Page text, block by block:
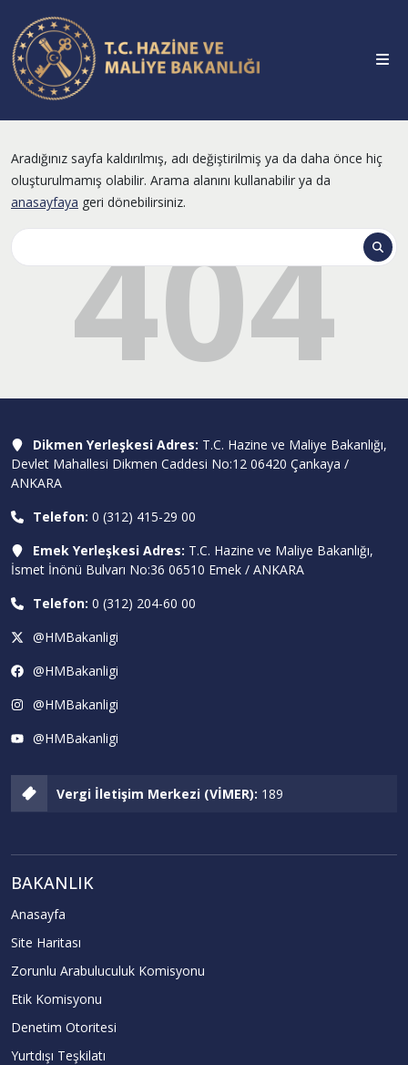
Aradığınız sayfa kaldırılmış, adı değiştirilmiş ya da daha önce hiç
oluşturulmamış olabilir. Arama alanını kullanabilir ya da
anasayfaya geri dönebilirsiniz.
404
Dikmen Yerleşkesi Adres: T.C. Hazine ve Maliye Bakanlığı,
Devlet Mahallesi Dikmen Caddesi No:12 06420 Çankaya /
ANKARA
Telefon: 0 (312) 415-29 00
Emek Yerleşkesi Adres: T.C. Hazine ve Maliye Bakanlığı,
İsmet İnönü Bulvarı No:36 06510 Emek / ANKARA
Telefon: 0 (312) 204-60 00
@HMBakanligi
@HMBakanligi
@HMBakanligi
@HMBakanligi
Vergi İletişim Merkezi (VİMER): 189
BAKANLIK
Anasayfa
Site Haritası
Zorunlu Arabuluculuk Komisyonu
Etik Komisyonu
Denetim Otoritesi
Yurtdışı Teşkilatı